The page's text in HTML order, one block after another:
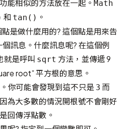
能相似的方法放在一起。 Math
和 tan() 。
是做什麼用的? 這個點是用來告
訊息。什麼訊息呢? 在這個例
就是呼叫 sqrt 方法，並傳遞 9
root” 平方根的意思。
。你可能會發現到這不只是 3 而
為大多數的情況開根號不會剛好
回傳浮點數。